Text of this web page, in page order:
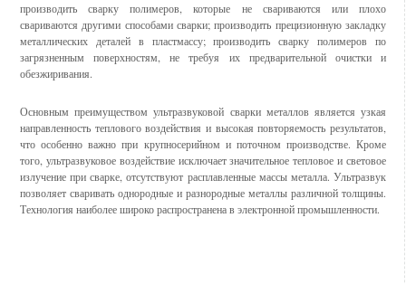
производить сварку полимеров, которые не свариваются или плохо
свариваются другими способами сварки; производить прецизионную закладку
металлических деталей в пластмассу; производить сварку полимеров по
загрязненным поверхностям, не требуя их предварительной очистки и
обезжиривания.
Основным преимуществом ультразвуковой сварки металлов является узкая
направленность теплового воздействия и высокая повторяемость результатов,
что особенно важно при крупносерийном и поточном производстве. Кроме
того, ультразвуковое воздействие исключает значительное тепловое и световое
излучение при сварке, отсутствуют расплавленные массы металла. Ультразвук
позволяет сваривать однородные и разнородные металлы различной толщины.
Технология наиболее широко распространена в электронной промышленности.